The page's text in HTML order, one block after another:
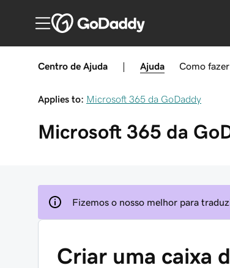
Centro de Ajuda Ajuda Como fazer
Applies to: Microsoft 365 da GoDaddy
Microsoft 365 da
Fizemos o nosso melhor para
Criar uma caixa